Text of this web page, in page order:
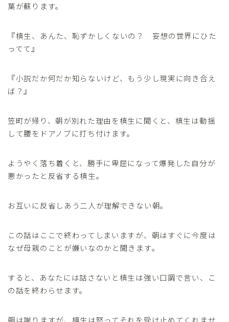
葉が蘇ります。
『槙生、あんた、恥ずかしくないの？ 妄想の世界にひた
ってて』
『小説だか何だか知らないけど、もう少し現実に向き合え
ば？』
笠町が帰り、朝が別れた理由を槙生に聞くと、槙生は動揺
して腰をドアノブに打ち付けます。
ようやく落ち着くと、勝手に卑屈になって爆発した自分が
悪かったと反省する槙生。
お互いに反省しあう二人が理解できない朝。
この話はここで終わってしまいますが、朝はすぐに今度は
なぜ母親のことが嫌いなのかと聞きます。
すると、あなたには話さないと槙生は強い口調で言い、こ
の話を終わらせます。
朝は謝りますが、槙生は怒ってそれを受け止めてくれませ